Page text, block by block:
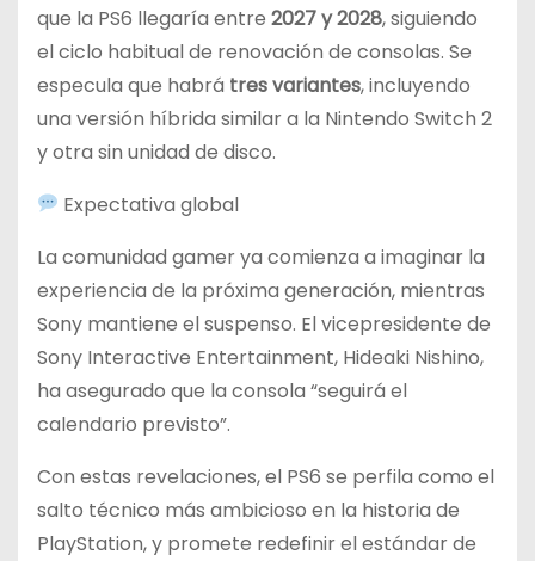
que la PS6 llegaría entre 2027 y 2028, siguiendo
el ciclo habitual de renovación de consolas. Se
especula que habrá tres variantes, incluyendo
una versión híbrida similar a la Nintendo Switch 2
y otra sin unidad de disco.
Expectativa global
La comunidad gamer ya comienza a imaginar la
experiencia de la próxima generación, mientras
Sony mantiene el suspenso. El vicepresidente de
Sony Interactive Entertainment, Hideaki Nishino,
ha asegurado que la consola “seguirá el
calendario previsto”.
Con estas revelaciones, el PS6 se perfila como el
salto técnico más ambicioso en la historia de
PlayStation, y promete redefinir el estándar de